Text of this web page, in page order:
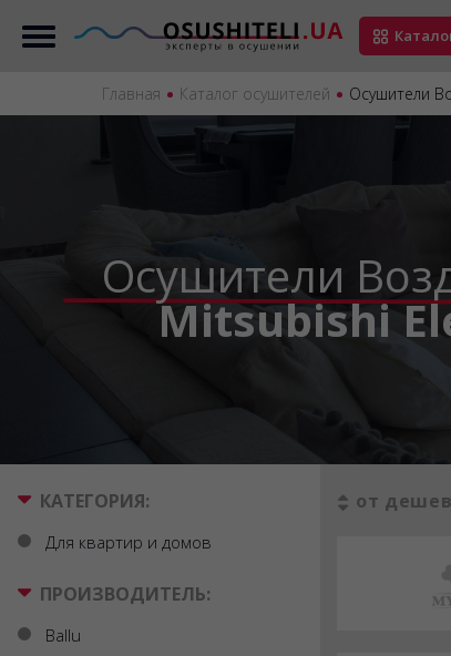
Главная Каталог осушителей Осушители
Осушители
Mitsubishi
КАТЕГОРИЯ:
Для квартир и домов
ПРОИЗВОДИТЕЛЬ:
Ballu
от